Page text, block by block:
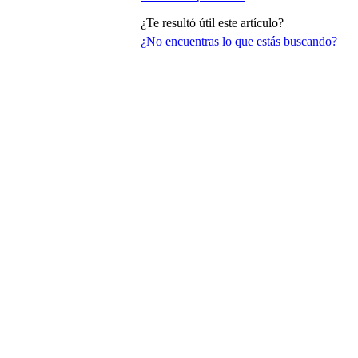
¿No encuentras lo que estás buscando?
¿Te resultó útil este artículo?